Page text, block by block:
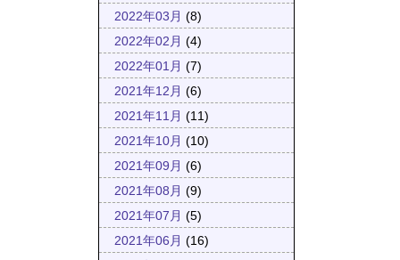
2022年03月 (8)
2022年02月 (4)
2022年01月 (7)
2021年12月 (6)
2021年11月 (11)
2021年10月 (10)
2021年09月 (6)
2021年08月 (9)
2021年07月 (5)
2021年06月 (16)